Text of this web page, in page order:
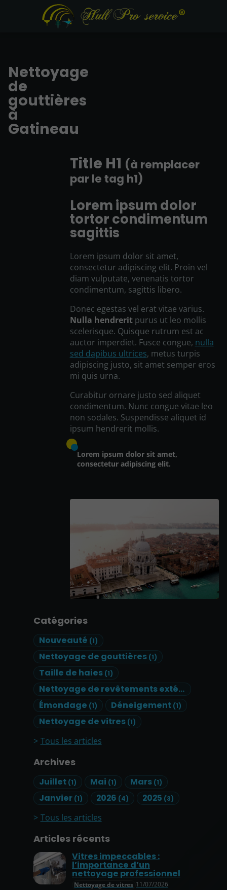
Catégories
Nouveauté (1)
Nettoyage de gouttières (1)
Taille de haies (1)
Nettoyage de revêtements extérieurs
Émondage (1) Déneigement (1)
Nettoyage de vitres (1)
Tous les articles
Archives
Juillet (1) Mai (1) Mars (1)
Janvier (1) 2026 (4) 2025 (3)
Tous les articles
Articles récents
Nettoyage de vitres 11/07/2026
Vitres impeccables :
l’importance d’un
nettoyage professionnel
Nettoyage
de
gouttières
à
Gatineau
Title H1 (à remplacer
par le tag h1)
Lorem ipsum dolor
tortor condimentum
sagittis
Lorem ipsum dolor sit amet,
consectetur adipiscing elit. Proin vel
diam vulputate, venenatis tortor
condimentum, sagittis libero.
Donec egestas vel erat vitae varius.
Nulla hendreritpurus ut leo mollis
scelerisque. Quisque rutrum est ac
auctor imperdiet. Fusce congue, nulla
sed dapibus ultrices, metus turpis
adipiscing justo, sit amet semper eros
mi quis urna.
Curabitur ornare justo sed aliquet
condimentum. Nunc congue vitae leo
non sodales. Suspendisse aliquet id
ipsum hendrerit mollis.
Lorem ipsum dolor sit amet,
consectetur adipiscing elit.